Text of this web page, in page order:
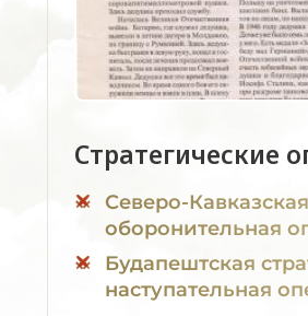
Стратегические
Северо-
оборонительная
Будапештская
наступательная